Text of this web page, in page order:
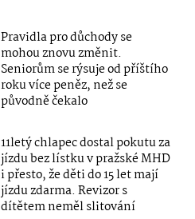
Pravidla pro důchody se
mohou znovu změnit.
Seniorům se rýsuje od příštího
roku více peněz, než se
původně čekalo
11letý chlapec dostal pokutu za
jízdu bez lístku v pražské MHD
i přesto, že děti do 15 let mají
jízdu zdarma. Revizor s
dítětem neměl slitování